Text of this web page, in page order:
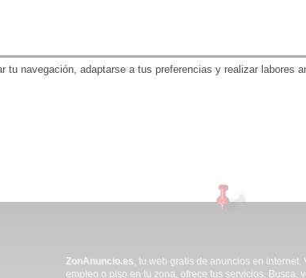
ZonAnuncio.es, tu web gratis de anuncios en
empleo o piso en tu zona, ofrece tus servicios. Busca,
tu navegación, adaptarse a tus preferencias y realizar labores